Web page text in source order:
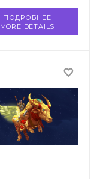
ПОДРОБНЕЕ
MORE DETAILS
favorite_border